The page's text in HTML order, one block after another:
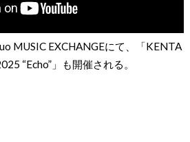
MUSIC EXCHANGEにて、「KENTA
“Echo”」も開催される。